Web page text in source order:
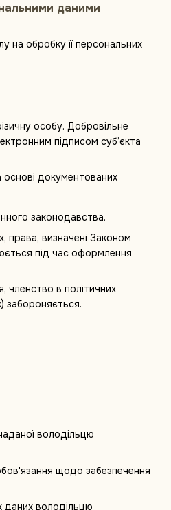
даними
на обробку її персональних
особу. Добровільне
підписом суб’єкта
основі документованих
законодавства.
права, визначені Законом
під час оформлення
членство в політичних
забороняється.
володільцю
щодо забезпечення
даних володільцю